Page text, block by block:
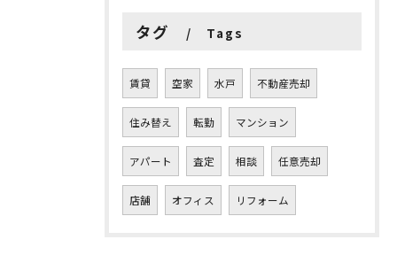
タグ Tags
賃貸 空家 水戸 不動産売却
住み替え 転勤 マンション
アパート 査定 相談 任意売却
店舗 オフィス リフォーム